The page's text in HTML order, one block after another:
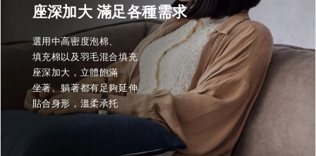
座深加大 滿足各種需求
選用中高密度泡棉、
填充棉以及羽毛混合填充
座深加大，立體飽滿
坐著、躺著都有足夠延伸
貼合身形，溫柔承托